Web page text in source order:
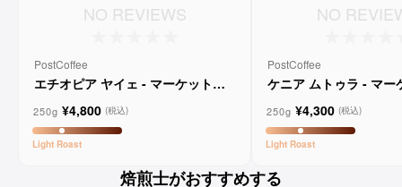
NO REVIEWS
PostCoffee
エチオピア ヤイェ - マーケットレ
250g ¥4,800 (税込)
Light Roast
NO
PostCoffee
ケニア ムトゥラ - マー
250g ¥4,300 (税込)
Light Roast
焙煎士がおすすめする